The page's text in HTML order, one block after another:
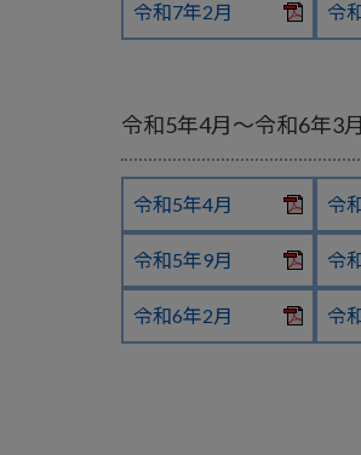
令和7年2月 令
令和5年4月〜令和6年3月
令和5年4月 令
令和5年9月 令
令和6年2月 令